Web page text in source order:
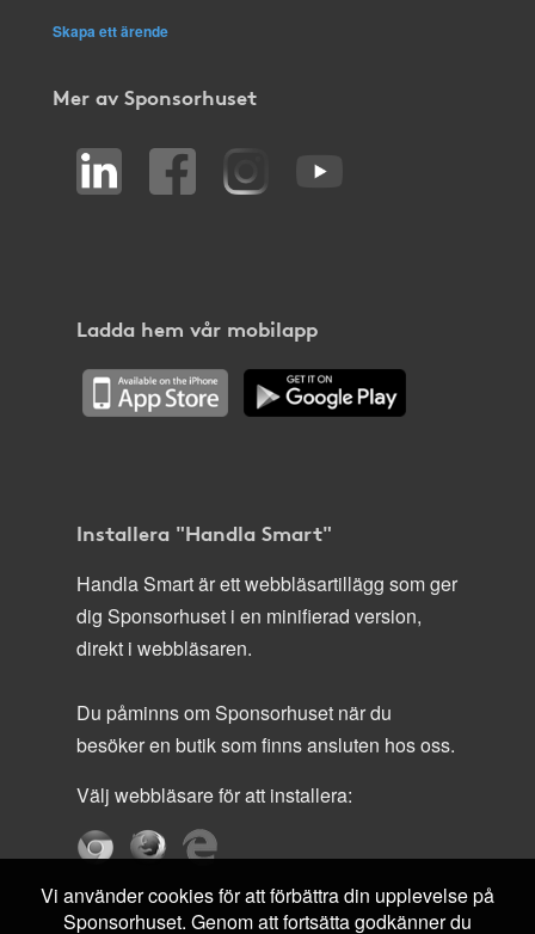
Skapa ett ärende
Mer av Sponsorhuset
Ladda hem vår mobilapp
Installera "Handla Smart"
Handla Smart är ett webbläsartillägg som ger
dig Sponsorhuset i en minifierad version,
direkt i webbläsaren.
Du påminns om Sponsorhuset när du
besöker en butik som finns ansluten hos oss.
Välj webbläsare för att installera:
Vi använder cookies för att förbättra din upplevelse på
Sponsorhuset. Genom att fortsätta godkänner du